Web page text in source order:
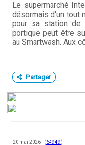
Le supermarché
désormais d'un tout
pour sa station de
portique peut être
au Smartwash. Aux
Partager
20 mai 2026 - (64949)